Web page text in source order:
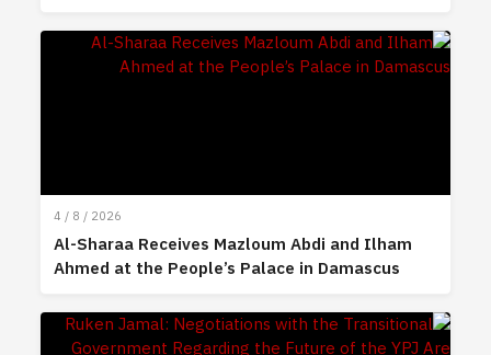
4 / 8 / 2026
Al-Sharaa Receives Mazloum Abdi and Ilham
Ahmed at the People’s Palace in Damascus